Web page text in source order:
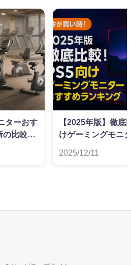
ターおす
の比較情
【2025年版】徹底
けゲーミングモニ
2025/12/11